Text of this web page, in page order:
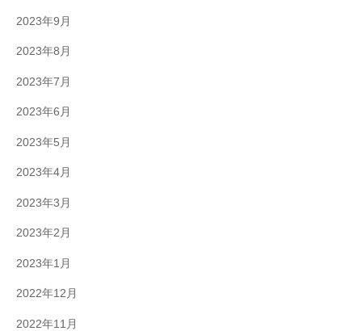
2023年9月
2023年8月
2023年7月
2023年6月
2023年5月
2023年4月
2023年3月
2023年2月
2023年1月
2022年12月
2022年11月